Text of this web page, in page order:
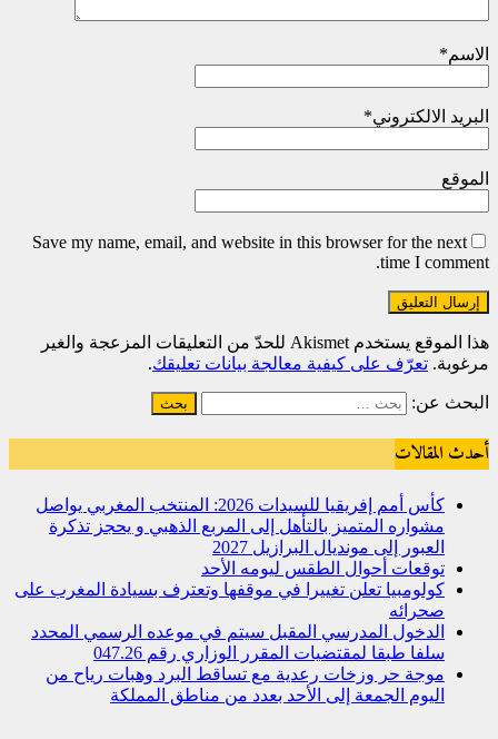
الاسم*
البريد الالكتروني*
الموقع
Save my name, email, and website in this browser for the next
time I comment.
هذا الموقع يستخدم Akismet للحدّ من التعليقات المزعجة والغير
مرغوبة. تعرّف على كيفية معالجة بيانات تعليقك.
البحث عن:
أحدث المقالات
كأس أمم إفريقيا للسيدات 2026: المنتخب المغربي يواصل
مشواره المتميز بالتأهل إلى المربع الذهبي و يحجز تذكرة
العبور إلى مونديال البرازيل 2027
توقعات أحوال الطقس ليومه الأحد
كولومبيا تعلن تغييرا في موقفها وتعترف بسيادة المغرب على
صحرائه
الدخول المدرسي المقبل سیتم في موعده الرسمي المحدد
سلفا طبقا لمقتضیات المقرر الوزاري رقم 047.26
موجة حر وزخات رعدية مع تساقط البرد وهبات رياح من
اليوم الجمعة إلى الأحد بعدد من مناطق المملكة